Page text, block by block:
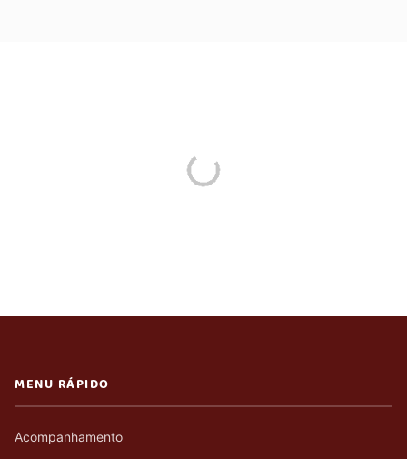
MENU RÁPIDO
Acompanhamento